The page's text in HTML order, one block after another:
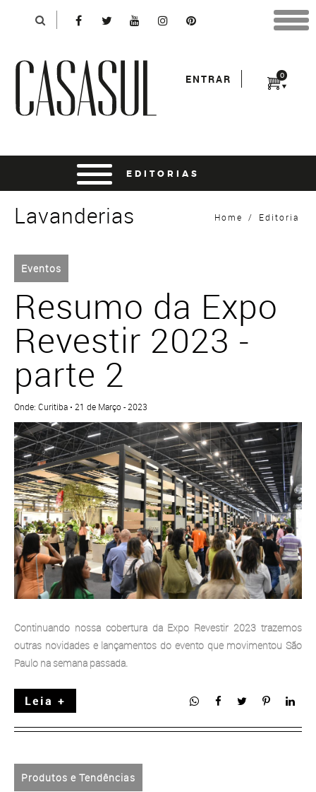
0
ENTRAR
Home / Editoria
Lavanderias
Eventos
Resumo da Expo
Revestir 2023 -
parte 2
Onde: Curitiba • 21 de Março - 2023
Continuando nossa cobertura da Expo Revestir 2023 trazemos
outras novidades e lançamentos do evento que movimentou São
Paulo na semana passada.
Leia +
Produtos e Tendências
*Para finalizar sua compra informe seu e-mail:
*Senha:
entrar usando o facebook